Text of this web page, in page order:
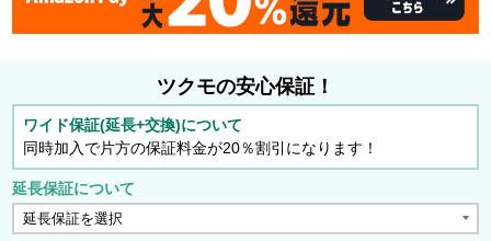
ツクモの安心保証！
ワイド保証(延長+交換)について
同時加入で片方の保証料金が20％割引になります！
延長保証について